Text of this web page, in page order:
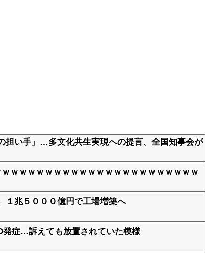
担い手」…多文化共生実現への提言、全国知事会が
ｗｗｗｗｗｗｗｗｗｗｗｗｗｗｗｗｗｗｗｗｗｗ
１兆５０００億円で工場増築へ
症…訴えても放置されていた模様